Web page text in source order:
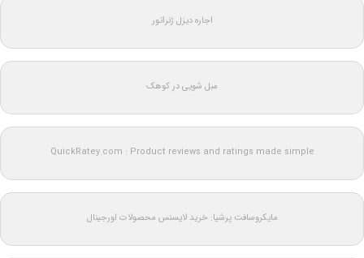
اجاره دیزل ژنراتور
مبل شویی در کوهک
QuickRatey.com : Product reviews and ratings made simple
مایکروسافت پرشیا: خرید لایسنس محصولات اورجینال